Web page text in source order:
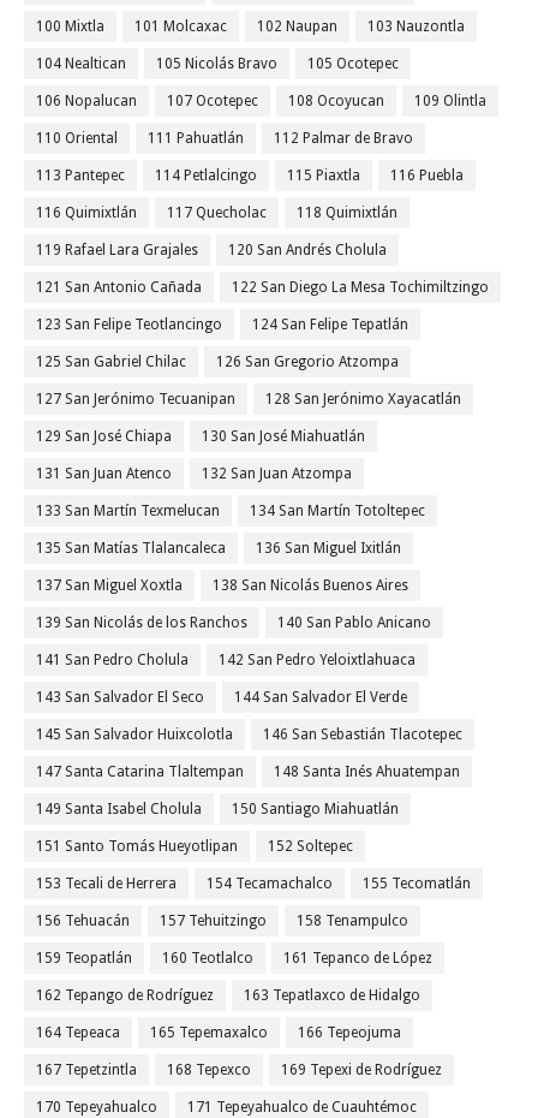
100 Mixtla 101 Molcaxac 102 Naupan 103 Nauzontla
104 Nealtican 105 Nicolás Bravo 105 Ocotepec
106 Nopalucan 107 Ocotepec 108 Ocoyucan 109 Olintla
110 Oriental 111 Pahuatlán 112 Palmar de Bravo
113 Pantepec 114 Petlalcingo 115 Piaxtla 116 Puebla
116 Quimixtlán 117 Quecholac 118 Quimixtlán
119 Rafael Lara Grajales 120 San Andrés Cholula
121 San Antonio Cañada 122 San Diego La Mesa Tochimiltzingo
123 San Felipe Teotlancingo 124 San Felipe Tepatlán
125 San Gabriel Chilac 126 San Gregorio Atzompa
127 San Jerónimo Tecuanipan 128 San Jerónimo Xayacatlán
129 San José Chiapa 130 San José Miahuatlán
131 San Juan Atenco 132 San Juan Atzompa
133 San Martín Texmelucan 134 San Martín Totoltepec
135 San Matías Tlalancaleca 136 San Miguel Ixitlán
137 San Miguel Xoxtla 138 San Nicolás Buenos Aires
139 San Nicolás de los Ranchos 140 San Pablo Anicano
141 San Pedro Cholula 142 San Pedro Yeloixtlahuaca
143 San Salvador El Seco 144 San Salvador El Verde
145 San Salvador Huixcolotla 146 San Sebastián Tlacotepec
147 Santa Catarina Tlaltempan 148 Santa Inés Ahuatempan
149 Santa Isabel Cholula 150 Santiago Miahuatlán
151 Santo Tomás Hueyotlipan 152 Soltepec
153 Tecali de Herrera 154 Tecamachalco 155 Tecomatlán
156 Tehuacán 157 Tehuitzingo 158 Tenampulco
159 Teopatlán 160 Teotlalco 161 Tepanco de López
162 Tepango de Rodríguez 163 Tepatlaxco de Hidalgo
164 Tepeaca 165 Tepemaxalco 166 Tepeojuma
167 Tepetzintla 168 Tepexco 169 Tepexi de Rodríguez
170 Tepeyahualco 171 Tepeyahualco de Cuauhtémoc